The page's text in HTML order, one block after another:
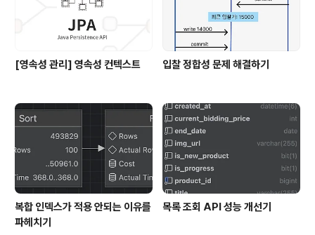
[영속성 관리] 영속성 컨텍스트 입찰 정합성 문제 해결하기
복합 인덱스가 적용 안되는 이유를
파헤치기
목록 조회 API 성능 개선기